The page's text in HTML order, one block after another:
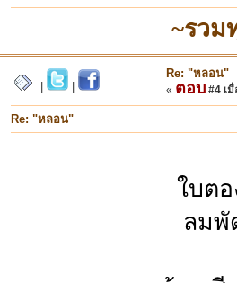
~รวม
Re: "หลอน"
« ตอบ #4 เมื่
Re: "หลอน"
ใบต
ลมพั